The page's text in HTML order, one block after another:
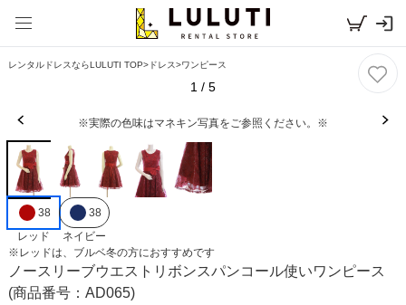
レンタルドレスならLULUTI TOP>ドレス>ワンピース
1 / 5
※実際の色味はマネキン写真をご参照ください。※
38
レッド
38
ネイビー
※レッドは、 ブルベ冬の方におすすめです
ノースリーブウエストリボンスパンコール使いワンピース
(商品番号：AD065)